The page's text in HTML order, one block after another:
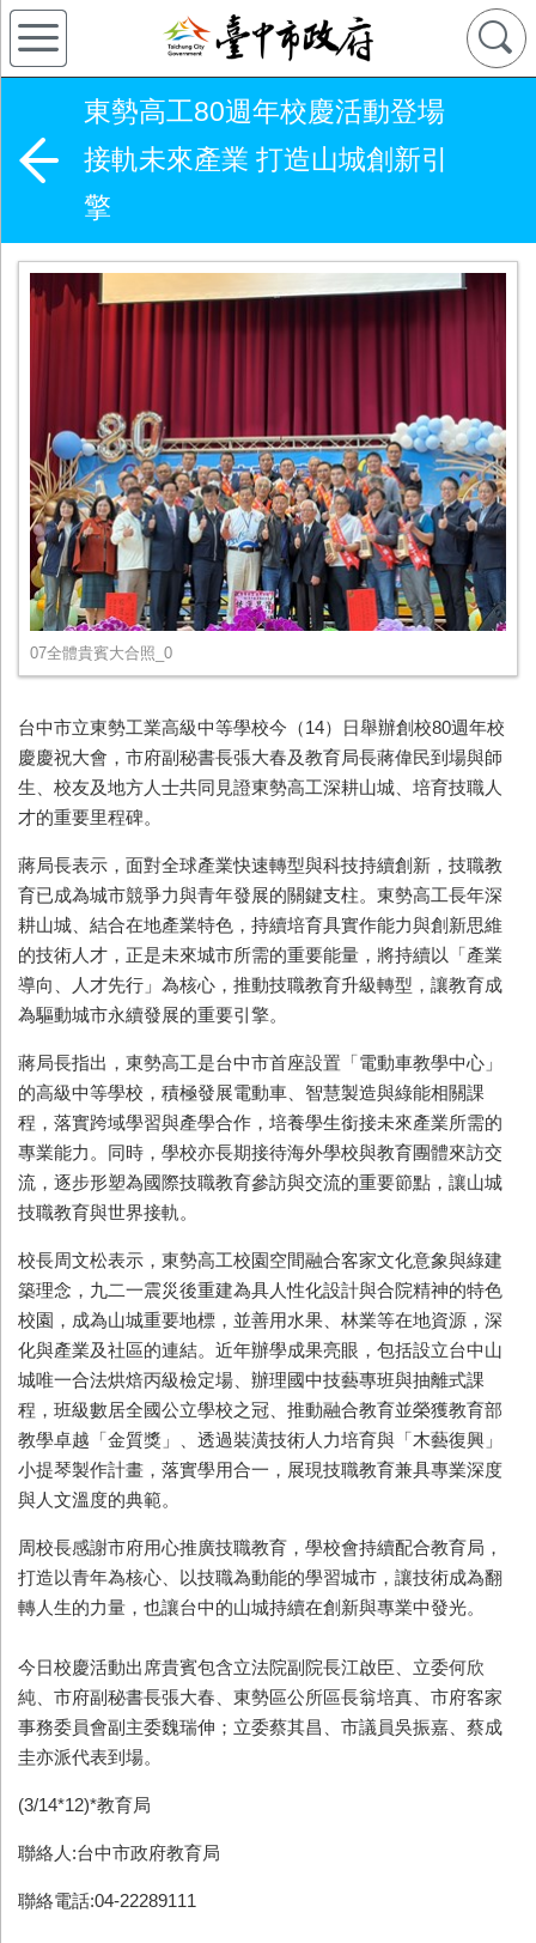
東勢高工80週年校慶活動登場
接軌未來產業 打造山城創新引
擎
07全體貴賓大合照_0
台中市立東勢工業高級中等學校今（14）日舉辦創校80週年校
慶慶祝大會，市府副秘書長張大春及教育局長蔣偉民到場與師
生、校友及地方人士共同見證東勢高工深耕山城、培育技職人
才的重要里程碑。
蔣局長表示，面對全球產業快速轉型與科技持續創新，技職教
育已成為城市競爭力與青年發展的關鍵支柱。東勢高工長年深
耕山城、結合在地產業特色，持續培育具實作能力與創新思維
的技術人才，正是未來城市所需的重要能量，將持續以「產業
導向、人才先行」為核心，推動技職教育升級轉型，讓教育成
為驅動城市永續發展的重要引擎。
蔣局長指出，東勢高工是台中市首座設置「電動車教學中心」
的高級中等學校，積極發展電動車、智慧製造與綠能相關課
程，落實跨域學習與產學合作，培養學生銜接未來產業所需的
專業能力。同時，學校亦長期接待海外學校與教育團體來訪交
流，逐步形塑為國際技職教育參訪與交流的重要節點，讓山城
技職教育與世界接軌。
校長周文松表示，東勢高工校園空間融合客家文化意象與綠建
築理念，九二一震災後重建為具人性化設計與合院精神的特色
校園，成為山城重要地標，並善用水果、林業等在地資源，深
化與產業及社區的連結。近年辦學成果亮眼，包括設立台中山
城唯一合法烘焙丙級檢定場、辦理國中技藝專班與抽離式課
程，班級數居全國公立學校之冠、推動融合教育並榮獲教育部
教學卓越「金質獎」、透過裝潢技術人力培育與「木藝復興」
小提琴製作計畫，落實學用合一，展現技職教育兼具專業深度
與人文溫度的典範。
周校長感謝市府用心推廣技職教育，學校會持續配合教育局，
打造以青年為核心、以技職為動能的學習城市，讓技術成為翻
轉人生的力量，也讓台中的山城持續在創新與專業中發光。
今日校慶活動出席貴賓包含立法院副院長江啟臣、立委何欣
純、市府副秘書長張大春、東勢區公所區長翁培真、市府客家
事務委員會副主委魏瑞伸；立委蔡其昌、市議員吳振嘉、蔡成
圭亦派代表到場。
(3/14*12)*教育局
聯絡人:台中市政府教育局
聯絡電話:04-22289111